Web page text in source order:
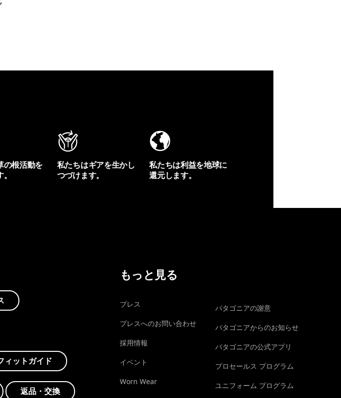
の根活動を
私たちはギアを生かし
つづけます。
私たちは利益を地球に
還元します。
ィットガイド
返品・交換
もっと見る
プレス
プレスへのお問い合わせ
採用情報
イベント
Worn Wear
パタゴニアの謝意
パタゴニアからのお知らせ
パタゴニアの公式アプリ
プロセールス プログラム
ユニフォーム プログラム